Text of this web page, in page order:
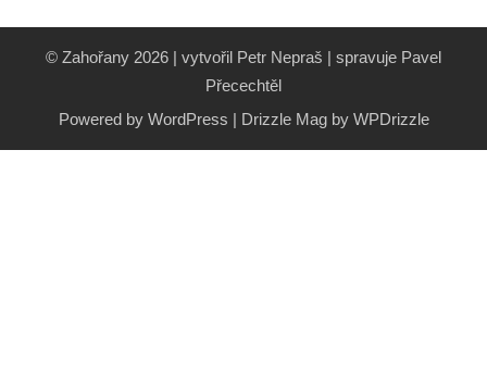
© Zahořany 2026 | vytvořil Petr Nepraš | spravuje Pavel
Přecechtěl
Powered by WordPress | Drizzle Mag by WPDrizzle